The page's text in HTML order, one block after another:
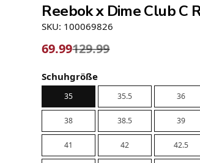
Reebok x Dime Club C
SKU: 100069826
69.99129.99
Schuhgröße
35 35.5 36
38 38.5 39
41 42 42.5